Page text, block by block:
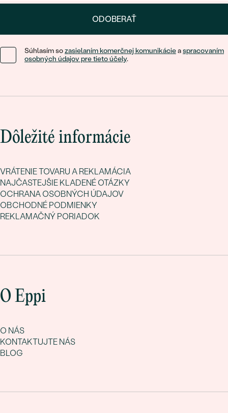
ODOBERAŤ
Súhlasím sozasielaním komerčnej komunikácieaspracovaním
osobných údajov pre tieto účely.
Dôležité informácie
VRÁTENIE TOVARU A REKLAMÁCIA
NAJČASTEJŠIE KLADENÉ OTÁZKY
OCHRANA OSOBNÝCH ÚDAJOV
OBCHODNÉ PODMIENKY
REKLAMAČNÝ PORIADOK
O Eppi
O NÁS
KONTAKTUJTE NÁS
BLOG